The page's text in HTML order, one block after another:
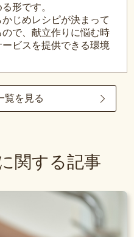
形です。
じめレシピが決まって
で、献立作りに悩む時
ビスを提供できる環境
覧を見る
関する記事